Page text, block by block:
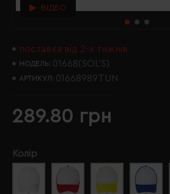
ВІДЕО
поставка від 2-х тижнів
МОДЕЛЬ: 01668(SOL’S)
АРТИКУЛ: 01668989TUN
289.80 грн
Колір